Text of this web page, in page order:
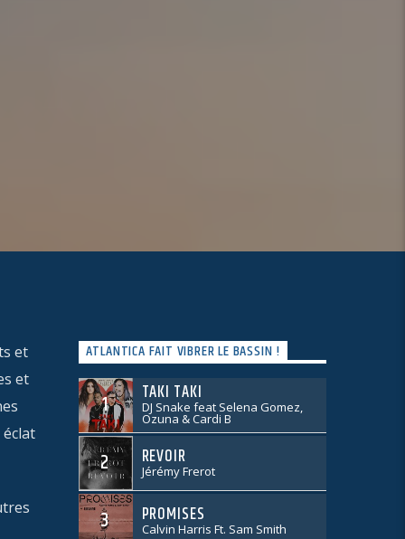
et
et
ATLANTICA FAIT VIBRER LE BASSIN !
1 TAKI TAKI
DJ Snake feat Selena Gomez,
Ozuna & Cardi B
2 REVOIR
Jérémy Frerot
3 PROMISES
Calvin Harris Ft. Sam Smith